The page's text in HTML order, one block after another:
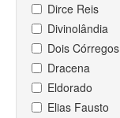
Dirce Reis
Divinolândia
Dois Córregos
Dracena
Eldorado
Elias Fausto